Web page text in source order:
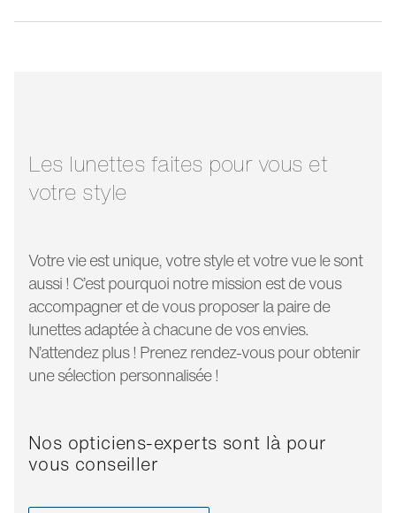
branche:
Les lunettes faites pour vous et
votre style
Votre vie est unique, votre style et votre vue le sont
aussi ! C’est pourquoi notre mission est de vous
accompagner et de vous proposer la paire de
lunettes adaptée à chacune de vos envies.
N’attendez plus ! Prenez rendez-vous pour obtenir
une sélection personnalisée !
Nos opticiens-experts sont là pour
vous conseiller